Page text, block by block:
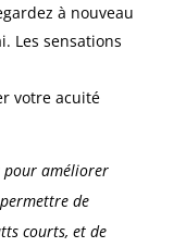
à nouveau
Les sensations
votre acuité
pour améliorer
de
courts, et de